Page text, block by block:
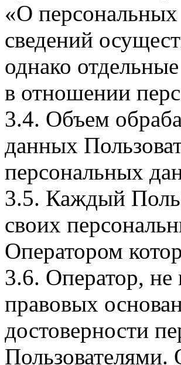
«О
сведений
однако
в отношении
3.4. Объем
данных
персональных
3.5. Каждый
своих
Оператором
3.6. Оператор, не
правовых
достоверности
Пользователями.